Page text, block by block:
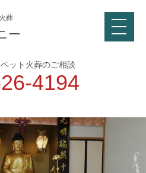
葬
ー
ット火葬のご相談
4194